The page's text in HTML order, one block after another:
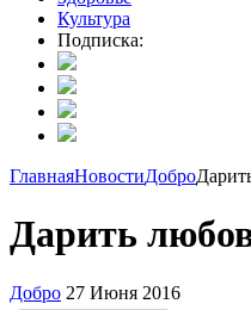
Культура
Подписка:
ГлавнаяНовостиДобро
Дарить
Добро 27 Июня 2016